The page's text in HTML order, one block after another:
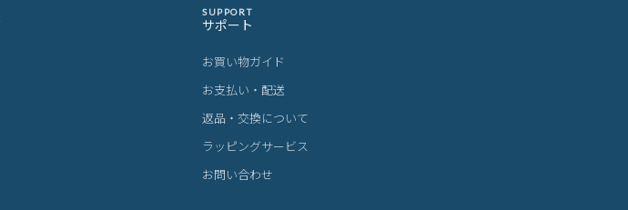
SUPPORT
サポート
お買い物ガイド
お支払い・配送
返品・交換について
ラッピングサービス
お問い合わせ